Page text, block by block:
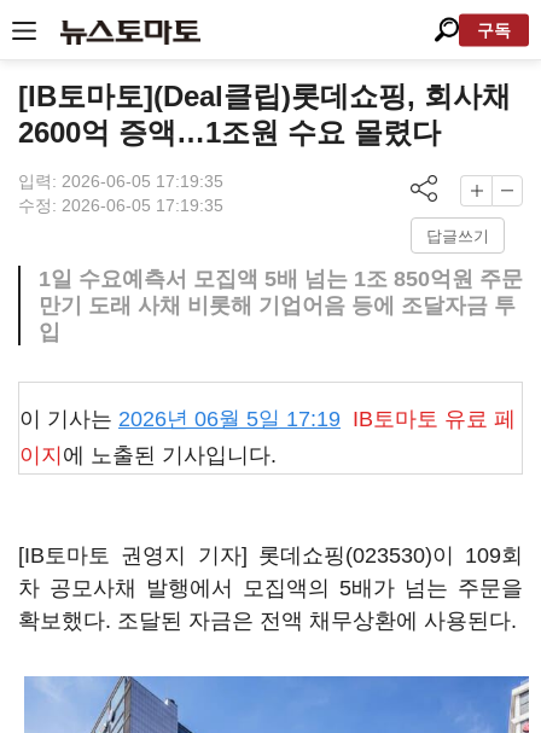
구독
[IB토마토](Deal클립)롯데쇼핑, 회사채
2600억 증액…1조원 수요 몰렸다
입력: 2026-06-05 17:19:35
수정: 2026-06-05 17:19:35
답글쓰기
1일 수요예측서 모집액 5배 넘는 1조 850억원 주문
만기 도래 사채 비롯해 기업어음 등에 조달자금 투
입
이 기사는 2026년 06월 5일 17:19 IB토마토 유료 페
이지 에 노출된 기사입니다.
[IB토마토 권영지 기자] 롯데쇼핑(023530)이 109회
차 공모사채 발행에서 모집액의 5배가 넘는 주문을
확보했다. 조달된 자금은 전액 채무상환에 사용된다.